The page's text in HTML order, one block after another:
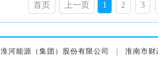
首页 上一页 1 2 3
淮河能源（集团）股份有限公司
淮南市财